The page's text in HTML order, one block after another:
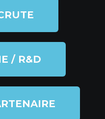
/ R&D